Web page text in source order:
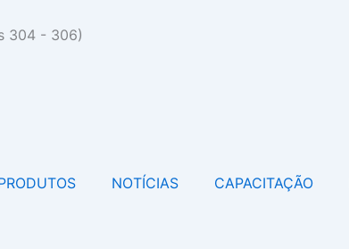
304 - 306)
NOTÍCIAS CAPACITAÇÃO